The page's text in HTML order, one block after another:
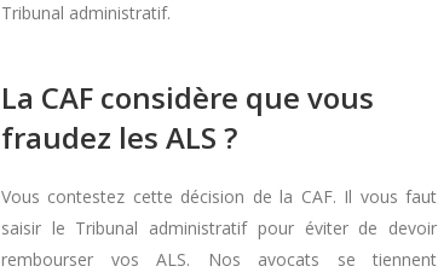
Tribunal administratif.
La CAF considère que vous
fraudez les ALS ?
Vous contestez cette décision de la CAF. Il vous faut
saisir le Tribunal administratif pour éviter de devoir
rembourser vos ALS. Nos avocats se tiennent